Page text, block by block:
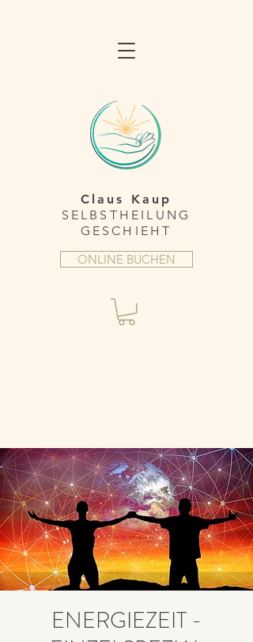
ONLINE BUCHEN
Claus Kaup
SELBSTHEILUNG
GESCHIEHT
ENERGIEZEIT -